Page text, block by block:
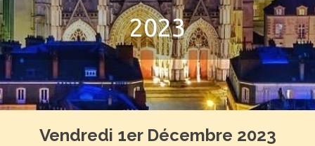
2023
Vendredi 1er Décembre 2023